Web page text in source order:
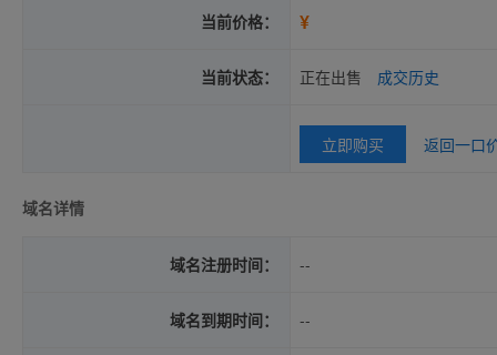
当前价格： ¥
当前状态： 正在出售 成交历史
立即购买 返回一口
域名详情
域名注册时间： --
域名到期时间： --